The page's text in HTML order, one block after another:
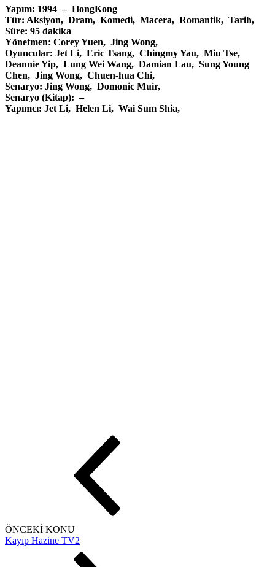
Yapım: 1994 – HongKong
Tür: Aksiyon, Dram, Komedi, Macera, Romantik, Tarih,
Süre: 95 dakika
Yönetmen: Corey Yuen, Jing Wong,
Oyuncular: Jet Li, Eric Tsang, Chingmy Yau, Miu Tse,
Deannie Yip, Lung Wei Wang, Damian Lau, Sung Young
Chen, Jing Wong, Chuen-hua Chi,
Senaryo: Jing Wong, Domonic Muir,
Senaryo (Kitap): –
Yapımcı: Jet Li, Helen Li, Wai Sum Shia,
ÖNCEKİ KONU
Kayıp Hazine TV2